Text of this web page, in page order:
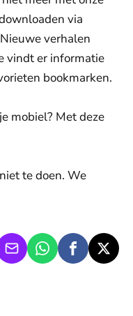
via
verhalen
vindt er informatie
bookmarken.
mobiel? Met deze
te doen. We